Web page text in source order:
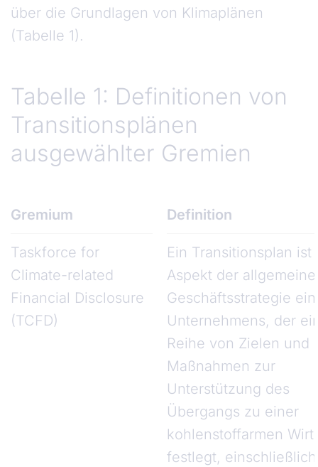
über die Grundlagen von Klimaplänen
(Tabelle 1).
Tabelle 1: Definitionen von
Transitionsplänen
ausgewählter Gremien
Gremium Definition
Taskforce for
Climate-related
Financial Disclosure
(TCFD)
Ein Transitionsplan ist
Aspekt der
Geschäftsstrategie
Unternehmens, der
Reihe von Zielen und
Maßnahmen zur
Unterstützung des
Übergangs zu einer
kohlenstoffarmen
festlegt, einschließlich